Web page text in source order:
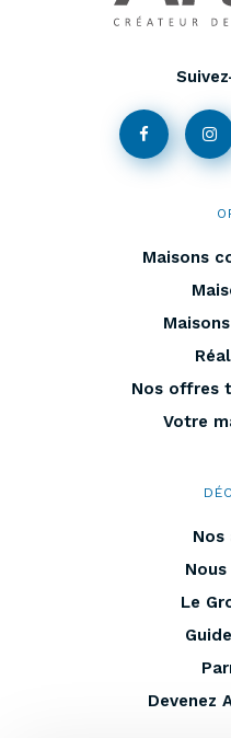
Maisons
Nos offres
Votre
Nos
Le
Devenez